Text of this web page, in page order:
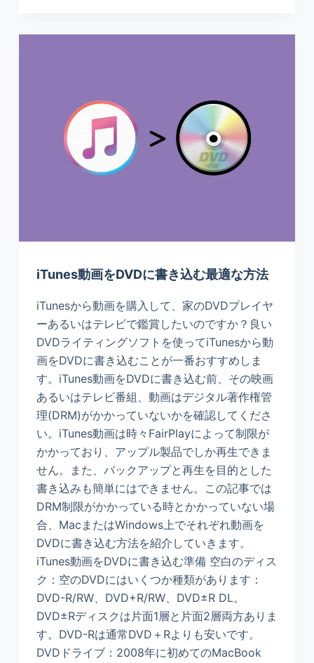
iTunes動画をDVDに書き込む最適な方法
iTunesから動画を購入して、家のDVDプレイヤ
ーあるいはテレビで鑑賞したいのですか？良い
DVDライティングソフトを使ってiTunesから動
画をDVDに書き込むことが一番おすすめしま
す。iTunes動画をDVDに書き込む前、その映画
あるいはテレビ番組、動画はデジタル著作権管
理(DRM)がかかっていないかを確認してくださ
い。iTunes動画は時々FairPlayによって制限が
かかっており、アップル製品でしか再生できま
せん。また、バックアップと再生を目的とした
書き込みも簡単にはできません。この記事では
DRM制限がかかっている時とかかっていない場
合、MacまたはWindows上でそれぞれ動画を
DVDに書き込む方法を紹介していきます。
iTunes動画をDVDに書き込む準備 空白のディス
ク：空のDVDにはいくつか種類があります：
DVD-R/RW、DVD+R/RW、DVD±R DL。
DVD±Rディスクは片面1層と片面2層両方ありま
す。DVD-Rは通常DVD＋Rよりも安いです。
DVDドライブ：2008年に初めてのMacBook